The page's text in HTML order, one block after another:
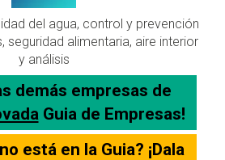
del agua, control y prevención
seguridad alimentaria, aire interior
y análisis
demás empresas de
Guia de Empresas!
está en la Guia? ¡Dala